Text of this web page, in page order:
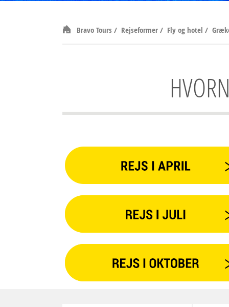
Bravo Tours / Rejseformer/ Fly og hotel /